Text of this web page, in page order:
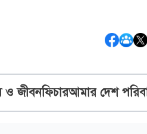
ও জীবনফিচারআমার দেশ